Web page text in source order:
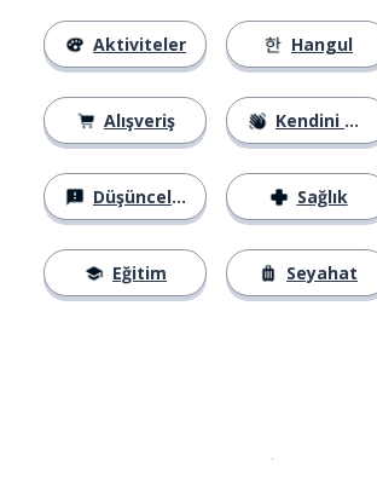
Aktiviteler
Alışveriş
Düşünceler
Eğitim
Hangul
Kendini Tanıtma
Sağlık
Seyahat